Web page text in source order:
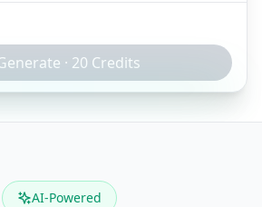
· 20 Credits
AI-Powered